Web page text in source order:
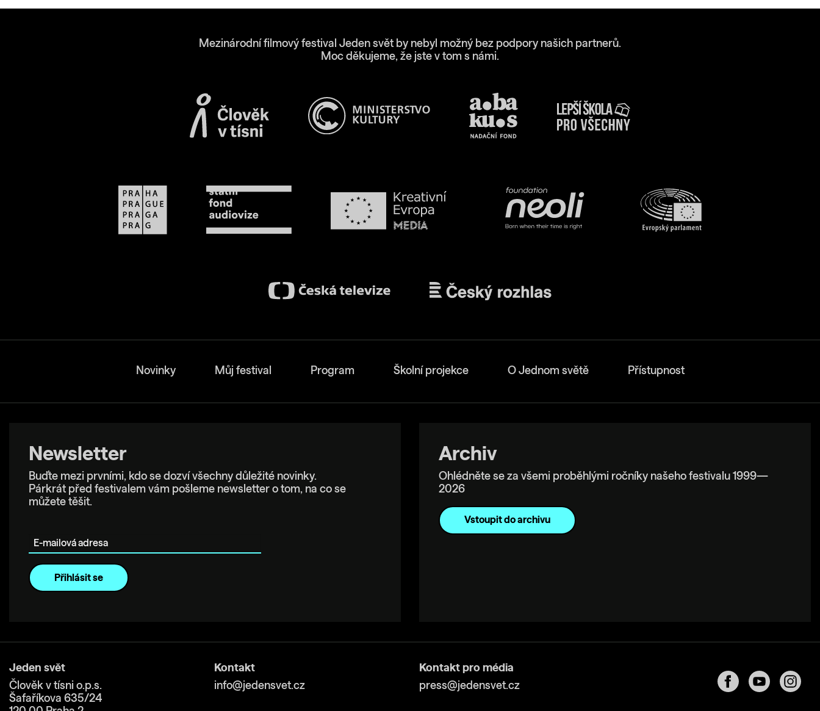
Mezinárodní filmový festival Jeden svět by nebyl možný bez podpory našich partnerů.
Moc děkujeme, že jste v tom s námi.
Novinky Můj festival Program Školní projekce O Jednom světě Přístupnost
Newsletter
Buďte mezi prvními, kdo se dozví všechny důležité novinky.
Párkrát před festivalem vám pošleme newsletter o tom, na co se
můžete těšit.
Archiv
Ohlédněte se za všemi proběhlými ročníky našeho festivalu 1999—
2026
Vstoupit do archivu
Jeden svět
Člověk v tísni o.p.s.
Šafaříkova 635/24
Kontakt
info@jedensvet.cz
Kontakt pro média
press@jedensvet.cz